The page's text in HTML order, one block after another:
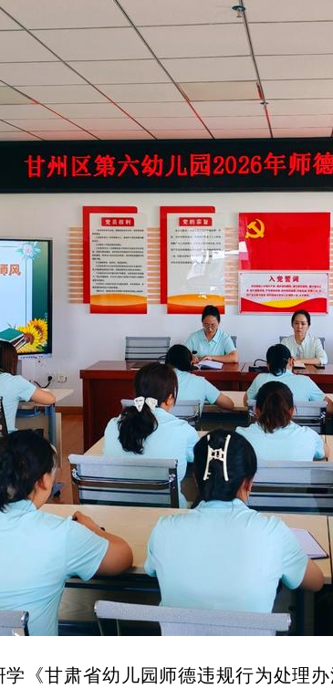
《甘肃省幼儿园师德违规行为处理